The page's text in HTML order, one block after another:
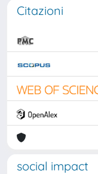
Citazioni
social impact